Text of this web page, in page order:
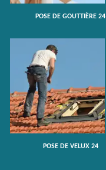
POSE DE GOUTTIÈRE 24
POSE DE VELUX 24